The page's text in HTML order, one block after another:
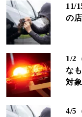
11/
の
1/2
な
対
4/5